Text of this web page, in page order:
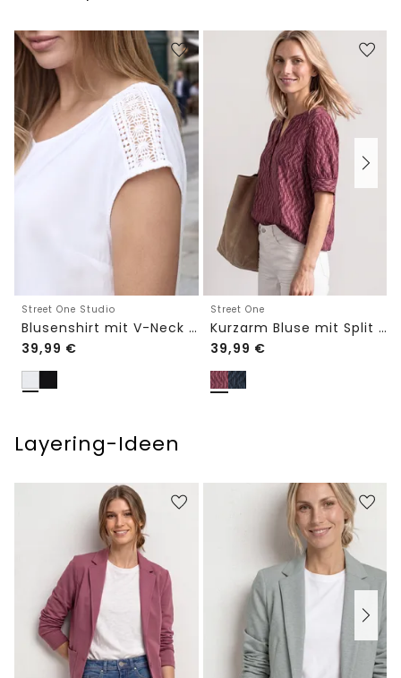
Street One Studio
Blusenshirt mit V-Neck und Spitze
39,99 €
Street One
Kurzarm Bluse mit Split Neck und Elastiksaum
39,99 €
Layering-Ideen